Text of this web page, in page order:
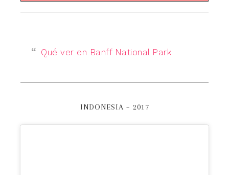
Qué ver en Banff National Park
INDONESIA – 2017